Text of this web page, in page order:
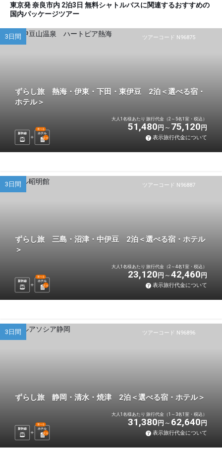
東京発 奈良市内 2泊3日 無料シャトルバスに関連するおすすめの
国内パッケージツアー
ツアーコード N96875
3日間
ずらし旅 熱海・伊東・下田・東伊豆 2泊＜選べる宿・
ホテル＞
新幹線 ホテル
選べる
2泊
大人1名様あたり 旅行代金（2～5名1室・税込）
51,480 円 75,120 円
表示旅行代金について
ツアーコード N96887
3日間
ずらし旅 三島・沼津・中伊豆 2泊＜選べる宿・ホテル
＞
新幹線 ホテル
選べる
2泊
大人1名様あたり 旅行代金（2～4名1室・税込）
23,120 円 42,460 円
表示旅行代金について
ツアーコード N96896
3日間
ずらし旅 静岡・清水・焼津 2泊＜選べる宿・ホテル＞
新幹線 ホテル
選べる
2泊
大人1名様あたり 旅行代金（1～3名1室・税込）
31,380 円 62,640 円
表示旅行代金について